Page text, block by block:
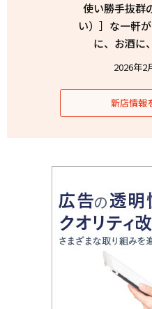
使い勝手抜群
い）］な一軒
に、お酒に
2026年2
新店情報